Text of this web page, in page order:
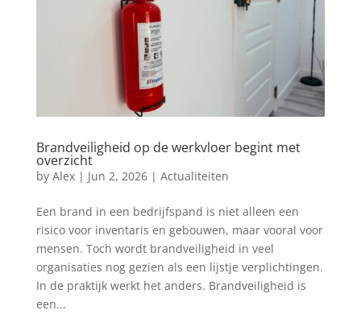
Brandveiligheid op de werkvloer begint met
overzicht
by Alex| Jun 2, 2026| Actualiteiten
Een brand in een bedrijfspand is niet alleen een
risico voor inventaris en gebouwen, maar vooral voor
mensen. Toch wordt brandveiligheid in veel
organisaties nog gezien als een lijstje verplichtingen.
In de praktijk werkt het anders. Brandveiligheid is
een...